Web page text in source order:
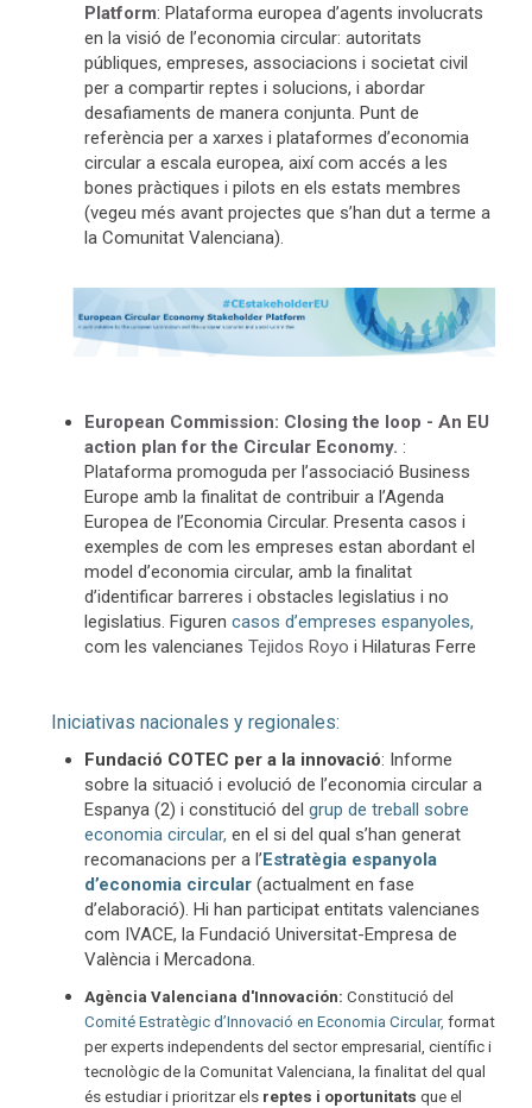
Platform: Plataforma europea d’agents involucrats
en la visió de l’economia circular: autoritats
públiques, empreses, associacions i societat civil
per a compartir reptes i solucions, i abordar
desafiaments de manera conjunta. Punt de
referència per a xarxes i plataformes d’economia
circular a escala europea, així com accés a les
bones pràctiques i pilots en els estats membres
(vegeu més avant projectes que s’han dut a terme a
la Comunitat Valenciana).
European Commission: Closing the loop - An EU
action plan for the Circular Economy. :
Plataforma promoguda per l’associació Business
Europe amb la finalitat de contribuir a l’Agenda
Europea de l’Economia Circular. Presenta casos i
exemples de com les empreses estan abordant el
model d’economia circular, amb la finalitat
d’identificar barreres i obstacles legislatius i no
legislatius. Figuren casos d’empreses espanyoles,
com les valencianes Tejidos Royo i Hilaturas Ferre
Iniciativas nacionales y regionales:
Fundació COTEC per a la innovació: Informe
sobre la situació i evolució de l’economia circular a
Espanya (2) i constitució del grup de treball sobre
economia circular, en el si del qual s’han generat
recomanacions per a l’Estratègia espanyola
d’economia circular (actualment en fase
d’elaboració). Hi han participat entitats valencianes
com IVACE, la Fundació Universitat-Empresa de
València i Mercadona.
Agència Valenciana d'Innovación: Constitució del
Comité Estratègic d’Innovació en Economia Circular, format
per experts independents del sector empresarial, científic i
tecnològic de la Comunitat Valenciana, la finalitat del qual
és estudiar i prioritzar els reptes i oportunitats que el